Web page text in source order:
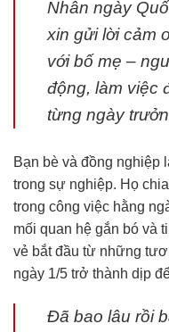
Nhân ngày
xin gửi lời cảm
với bố mẹ –
động, làm việc
từng ngày
Bạn bè và đồng nghiệp
trong sự nghiệp. Họ
trong công việc hằng
mối quan hệ gắn bó và
vẻ bắt đầu từ những
ngày 1/5 trở thành dịp
Đã bao lâu rồi